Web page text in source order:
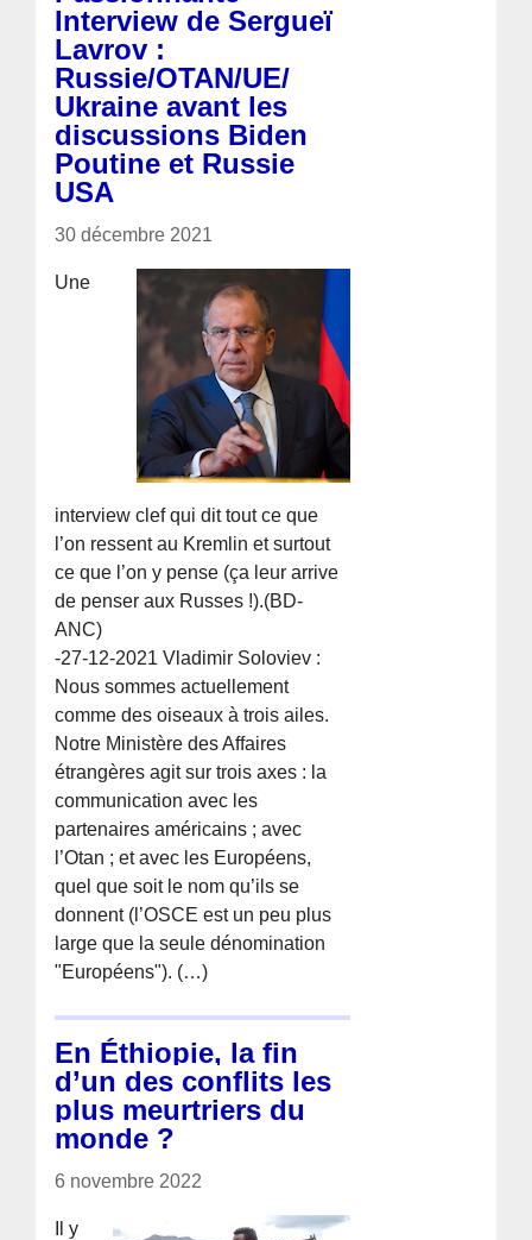
Interview de Sergueï
Lavrov :
Russie/OTAN/UE/
Ukraine avant les
discussions Biden
Poutine et Russie
USA
30 décembre 2021
Une
interview clef qui dit tout ce que
l’on ressent au Kremlin et surtout
ce que l’on y pense (ça leur arrive
de penser aux Russes !).(BD-
ANC)
-27-12-2021 Vladimir Soloviev :
Nous sommes actuellement
comme des oiseaux à trois ailes.
Notre Ministère des Affaires
étrangères agit sur trois axes : la
communication avec les
partenaires américains ; avec
l’Otan ; et avec les Européens,
quel que soit le nom qu’ils se
donnent (l’OSCE est un peu plus
large que la seule dénomination
"Européens"). (…)
En Éthiopie, la fin
d’un des conflits les
plus meurtriers du
monde ?
6 novembre 2022
Il y